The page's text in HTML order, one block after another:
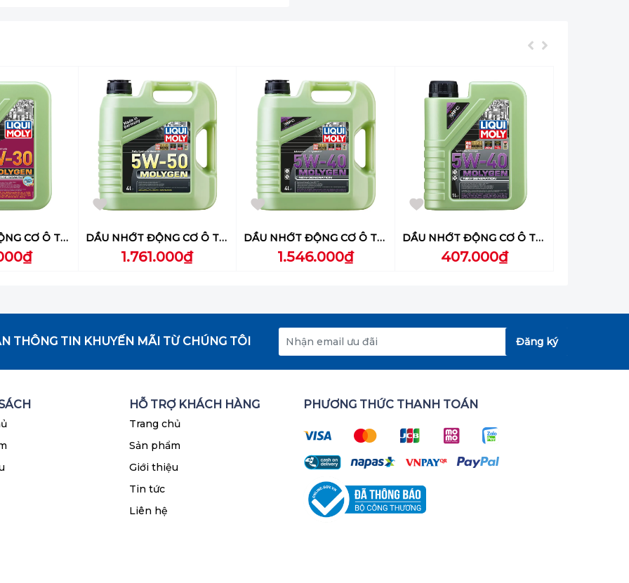
DẦU NHỚT ĐỘNG CƠ Ô TÔ LIQUI MOLY (MOLYGEN NEW GENERATION 5W-30 DPF) 1L - 21224 DẦU NHỚT ĐỘNG CƠ Ô TÔ LIQUI MOLY (MOLYGEN NEW GENERATION 5W-50) 4L - 2543
1.761.000₫
DẦU NHỚT ĐỘNG CƠ Ô TÔ LIQUI MOLY (MOLYGEN NEW GENERATION 5W-40) 4L - 8578
1.546.000₫
DẦU NHỚT ĐỘNG CƠ Ô TÔ LIQUI MOLY (MOLYGEN NEW GENERATION 5W-40) 1L - 8576
407.000₫
THÔNG TIN KHUYẾN MÃI TỪ CHÚNG TÔI Đăng ký
HỖ TRỢ KHÁCH HÀNG
Trang chủ
Sản phẩm
Giới thiệu
Tin tức
Liên hệ
PHƯƠNG THỨC THANH TOÁN